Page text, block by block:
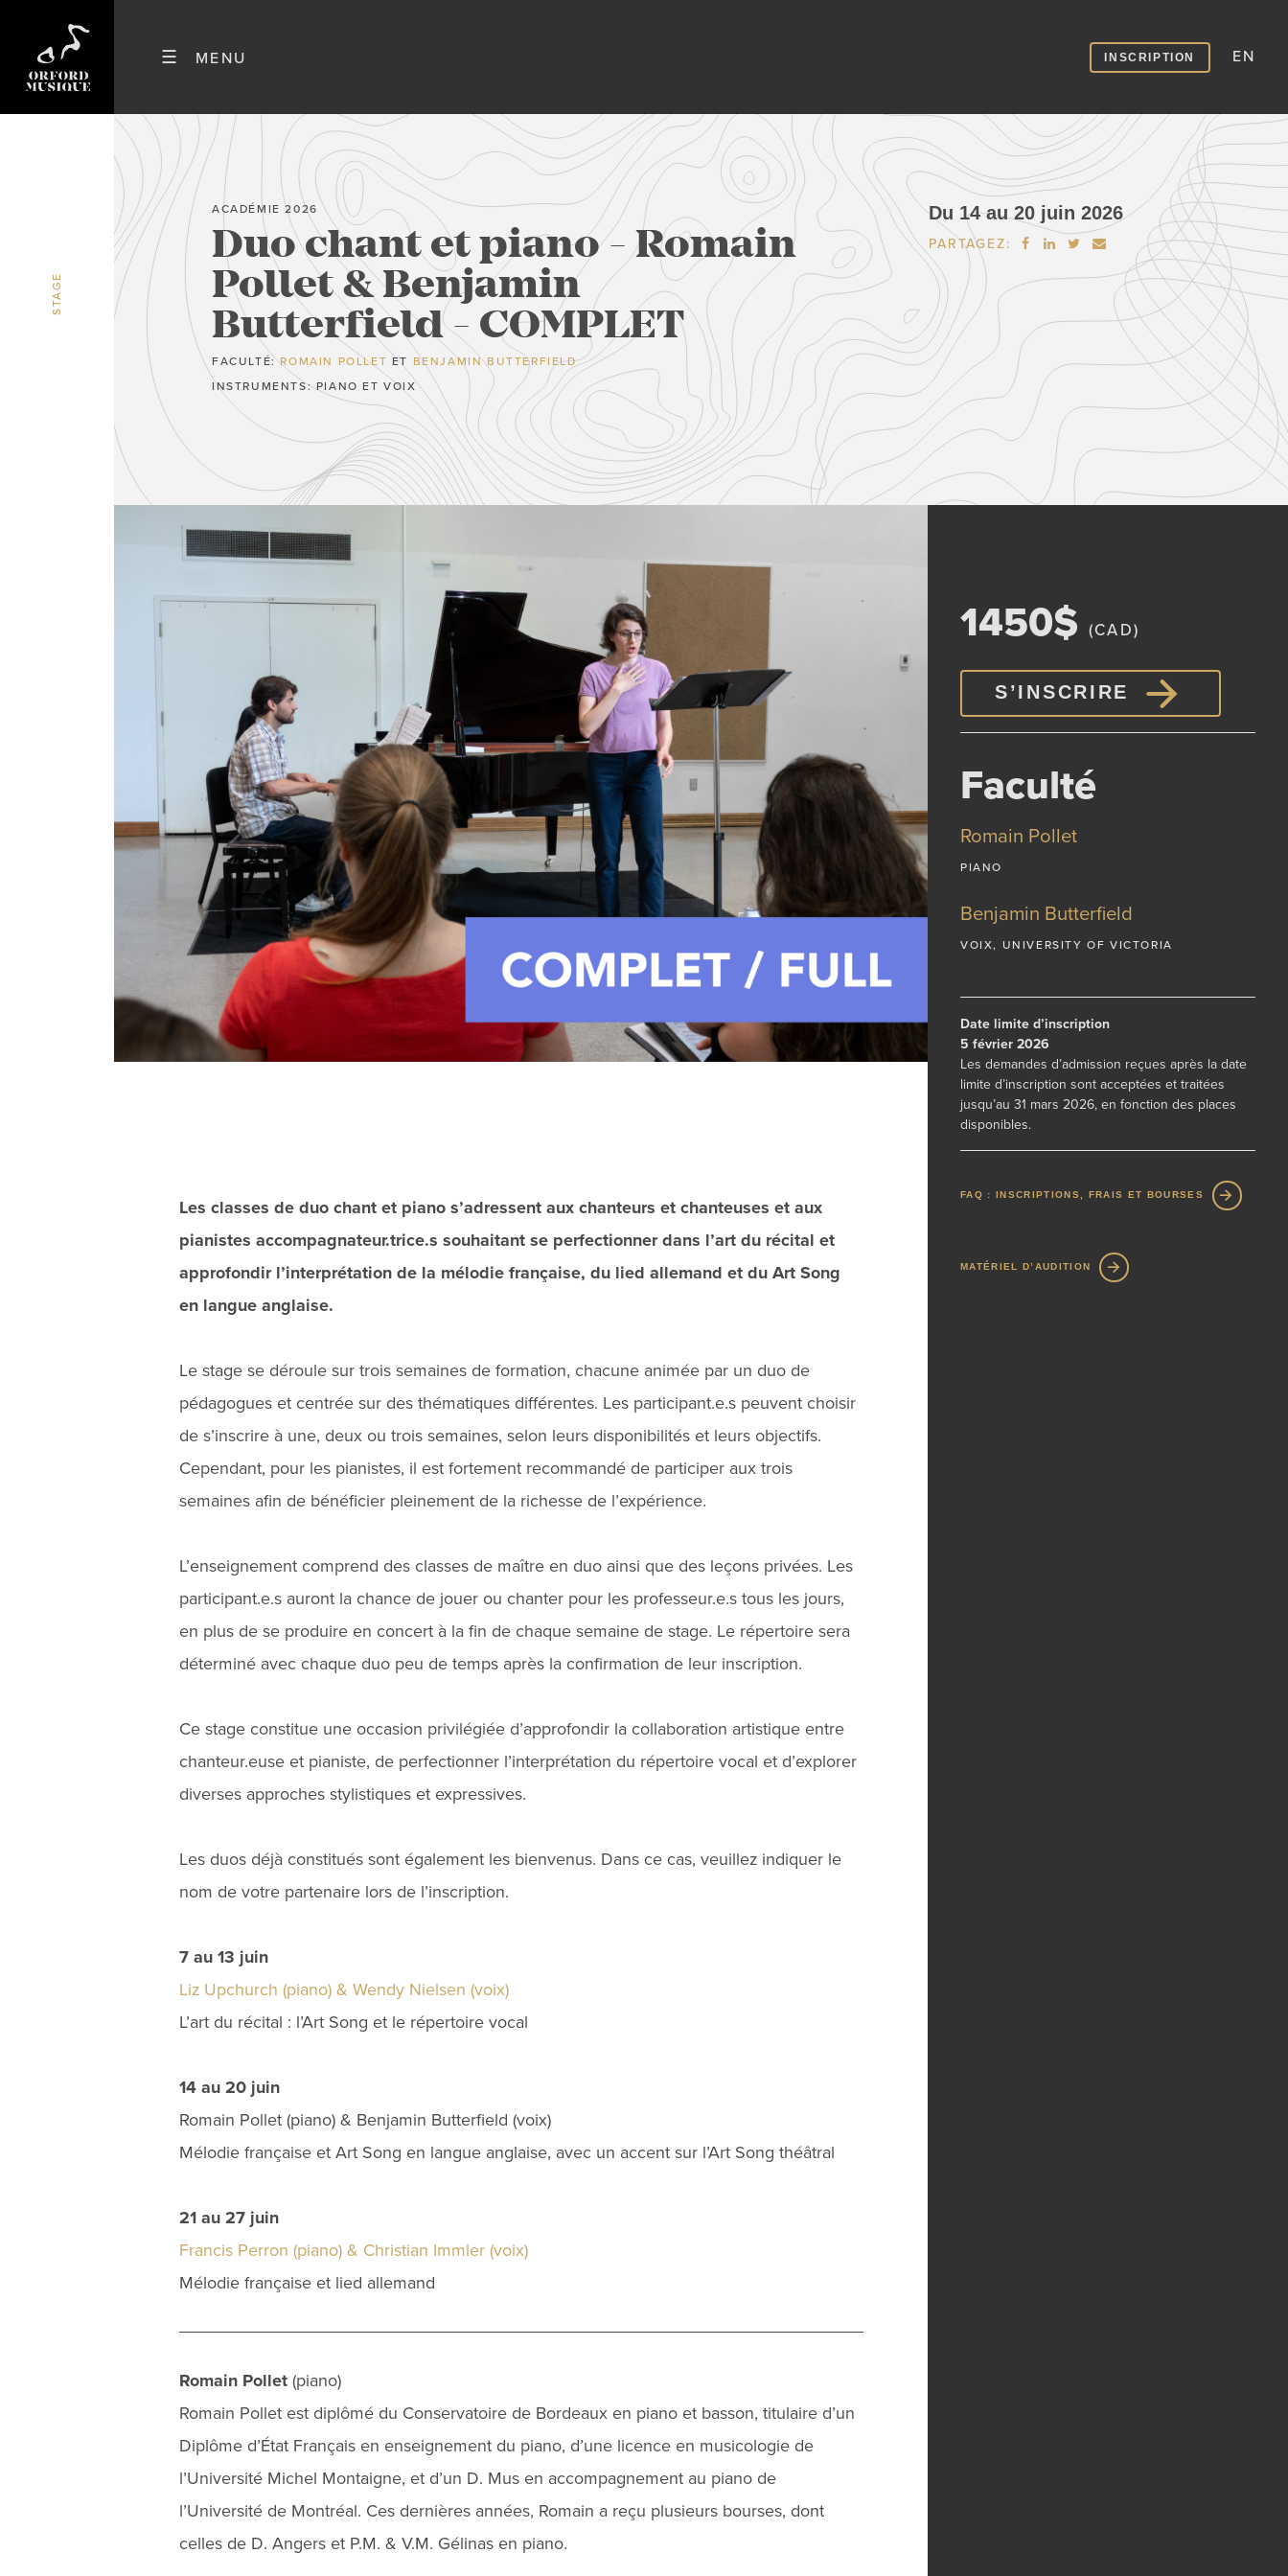
INSCRIPTION EN
STAGE
ACADÉMIE 2026
Duo chant et piano - Romain
Pollet & Benjamin
Butterfield - COMPLET
FACULTÉ:ROMAIN POLLET ET BENJAMIN BUTTERFIELD
INSTRUMENTS: PIANO ET VOIX
Du 14 au 20 juin 2026
PARTAGEZ:    
Les classes de duo chant et piano s’adressent aux chanteurs et chanteuses et aux
pianistes accompagnateur.trice.s souhaitant se perfectionner dans l’art du récital et
approfondir l’interprétation de la mélodie française, du lied allemand et du Art Song
en langue anglaise.
Le stage se déroule sur trois semaines de formation, chacune animée par un duo de
pédagogues et centrée sur des thématiques différentes. Les participant.e.s peuvent choisir
de s’inscrire à une, deux ou trois semaines, selon leurs disponibilités et leurs objectifs.
Cependant, pour les pianistes, il est fortement recommandé de participer aux trois
semaines afin de bénéficier pleinement de la richesse de l’expérience.
L’enseignement comprend des classes de maître en duo ainsi que des leçons privées. Les
participant.e.s auront la chance de jouer ou chanter pour les professeur.e.s tous les jours,
en plus de se produire en concert à la fin de chaque semaine de stage. Le répertoire sera
déterminé avec chaque duo peu de temps après la confirmation de leur inscription.
Ce stage constitue une occasion privilégiée d’approfondir la collaboration artistique entre
chanteur.euse et pianiste, de perfectionner l’interprétation du répertoire vocal et d’explorer
diverses approches stylistiques et expressives.
Les duos déjà constitués sont également les bienvenus. Dans ce cas, veuillez indiquer le
nom de votre partenaire lors de l’inscription.
7 au 13 juin
Liz Upchurch (piano) & Wendy Nielsen (voix)
L’art du récital : l’Art Song et le répertoire vocal
14 au 20 juin
Romain Pollet (piano) & Benjamin Butterfield (voix)
Mélodie française et Art Song en langue anglaise, avec un accent sur l’Art Song théâtral
21 au 27 juin
Francis Perron (piano) & Christian Immler (voix)
Mélodie française et lied allemand
Romain Pollet (piano)
Romain Pollet est diplômé du Conservatoire de Bordeaux en piano et basson, titulaire d’un
Diplôme d’État Français en enseignement du piano, d’une licence en musicologie de
l’Université Michel Montaigne, et d’un D. Mus en accompagnement au piano de
l’Université de Montréal. Ces dernières années, Romain a reçu plusieurs bourses, dont
celles de D. Angers et P.M. & V.M. Gélinas en piano.
1450$ (CAD)
S’INSCRIRE
Faculté
Romain Pollet
PIANO
Benjamin Butterfield
VOIX, UNIVERSITY OF VICTORIA
Date limite d’inscription
5 février 2026
Les demandes d’admission reçues après la date
limite d’inscription sont acceptées et traitées
jusqu’au 31 mars 2026, en fonction des places
disponibles.
FAQ : INSCRIPTIONS, FRAIS ET BOURSES
MATÉRIEL D’AUDITION